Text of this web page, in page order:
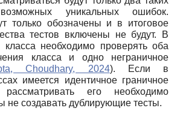
уникальных ошибок.
только обозначены и в итоговое
тестов включены не будут. В
класса необходимо проверять оба
класса и одно неграничное
Choudhary, 2024). Если в
имеется идентичное граничное
его необходимо
не создавать дублирующие тесты.